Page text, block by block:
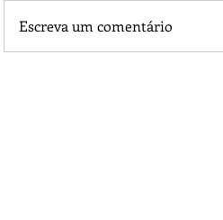
Escreva um comentário